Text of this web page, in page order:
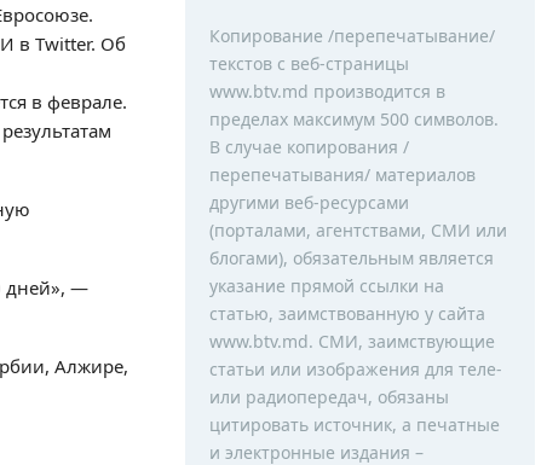
в Twitter. Об
в феврале.
дней», —
Алжире,
Копирование /перепечатывание/
текстов с веб-страницы
www.btv.md производится в
пределах максимум 500 символов.
В случае копирования /
перепечатывания/ материалов
другими веб-ресурсами
(порталами, агентствами, СМИ или
блогами), обязательным является
указание прямой ссылки на
статью, заимствованную у сайта
www.btv.md. СМИ, заимствующие
статьи или изображения для теле-
или радиопередач, обязаны
цитировать источник, а печатные
и электронные издания –